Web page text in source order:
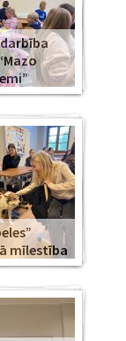
mīlestība